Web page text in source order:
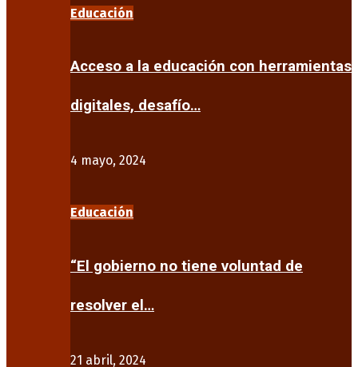
Educación
Acceso a la educación con herramientas
digitales, desafío…
4 mayo, 2024
Educación
“El gobierno no tiene voluntad de
resolver el…
21 abril, 2024